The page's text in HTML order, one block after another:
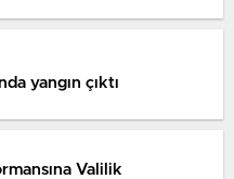
yangın çıktı
Valilik